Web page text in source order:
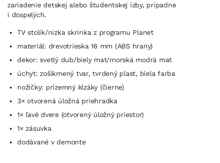
zariadenie detskej alebo študentskej izby, prípadne
i dospelých.
TV stolík/nízka skrinka z programu Planet
materiál: drevotrieska 16 mm (ABS hrany)
dekor: svetlý dub/biely mat/morská modrá mat
úchyt: zošikmený tvar, tvrdený plast, biela farba
nožičky: prízemný klzáky (čierne)
3× otvorená úložná priehradka
1× ľavé dvere (otvorený úložný priestor)
1× zásuvka
dodávané v demonte